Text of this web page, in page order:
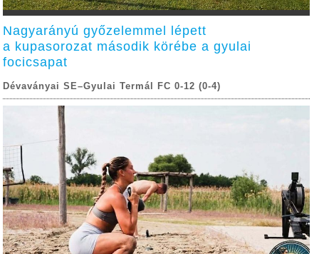
Nagyarányú győzelemmel lépett
a kupasorozat második körébe a gyulai
focicsapat
Dévaványai SE–Gyulai Termál FC 0-12 (0-4)